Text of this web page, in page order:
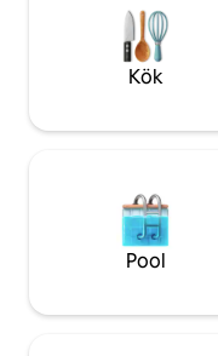
Kök
Pool